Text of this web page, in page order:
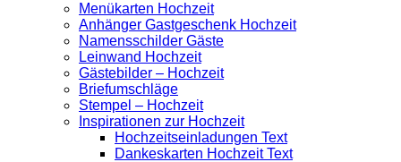
Menükarten Hochzeit
Anhänger Gastgeschenk Hochzeit
Namensschilder Gäste
Leinwand Hochzeit
Gästebilder – Hochzeit
Briefumschläge
Stempel – Hochzeit
Inspirationen zur Hochzeit
Hochzeitseinladungen Text
Dankeskarten Hochzeit Text